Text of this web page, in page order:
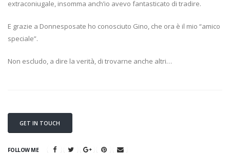
extraconiugale, insomma anch’io avevo fantasticato di tradire.
E grazie a Donnesposate ho conosciuto Gino, che ora è il mio “amico
speciale”.
Non escludo, a dire la verità, di trovarne anche altri…
GET IN TOUCH
FOLLOW ME